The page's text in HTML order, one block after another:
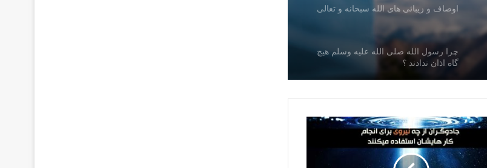
گاه اذان ندادند ؟‌
در چه حالت طلب مرگ کردن جایز است
قبر جوان ناکام | داستان خیلی تکان دهنده